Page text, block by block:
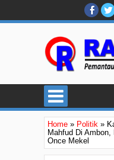
Home » Politik »
Mahfud Di
Once Mekel